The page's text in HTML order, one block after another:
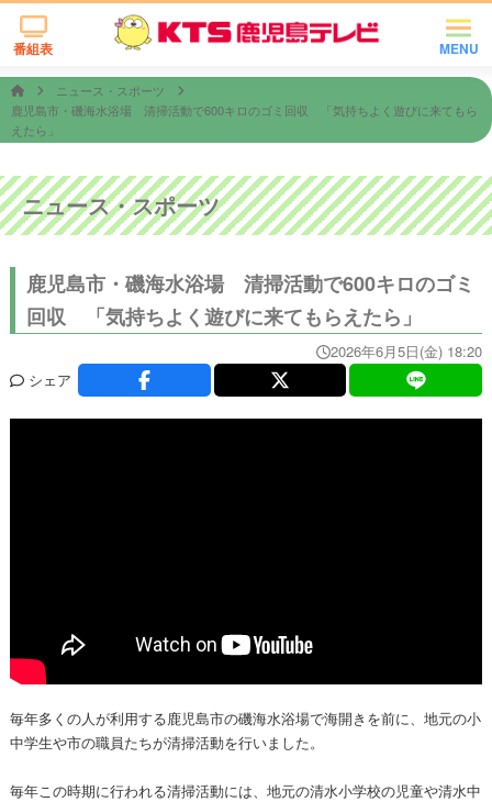
MENU
番組表
ニュース・スポーツ
鹿児島市・磯海水浴場 清掃活動で600キロのゴミ回収 「気持ちよく遊びに来てもら
えたら」
ニュース・スポーツ
鹿児島市・磯海水浴場 清掃活動で600キロのゴミ
回収 「気持ちよく遊びに来てもらえたら」
2026年6月5日(金) 18:20
シェア
毎年多くの人が利用する鹿児島市の磯海水浴場で海開きを前に、地元の小
中学生や市の職員たちが清掃活動を行いました。
毎年この時期に行われる清掃活動には、地元の清水小学校の児童や清水中